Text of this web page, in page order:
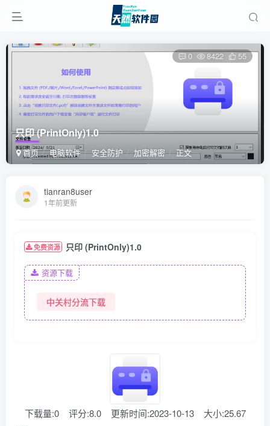
只印 (PrintOnly)1.0
首页 电脑软件 安全防护 加密解密 正文
0 8422 55
tianran8user
1年前更新
免费资源 只印 (PrintOnly)1.0
资源下载
中关村分流下载
下载量:0 评分:8.0 更新时间:2023-10-13
大小:25.67